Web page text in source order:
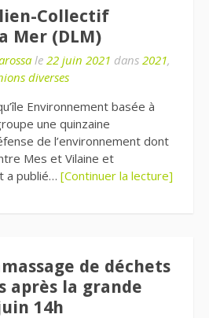
Collectif
Mer (DLM)
le 22 juin 2021 dans 2021,
diverses
Environnement basée à
une quinzaine
de l’environnement dont
Mes et Vilaine et
a publié… [Continuer la lecture]
de déchets
après la grande
14h